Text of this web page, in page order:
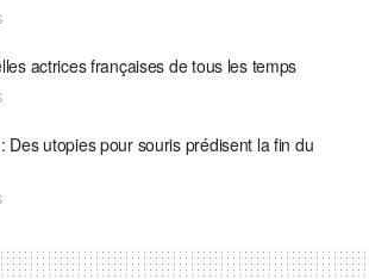
actrices françaises de tous les temps
Des utopies pour souris prédisent la fin du